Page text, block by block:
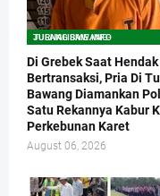
TULANG BAWANG-JURNALISME.INFO
Di Grebek Saat Hendak
Bertransaksi, Pria Di
Bawang Diamankan
Satu Rekannya Kabur
Perkebunan Karet
August 06, 2026